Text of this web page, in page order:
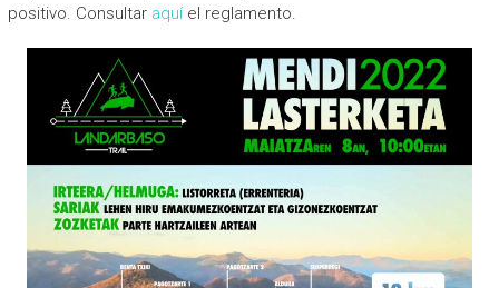
positivo. Consultar aquíel reglamento.